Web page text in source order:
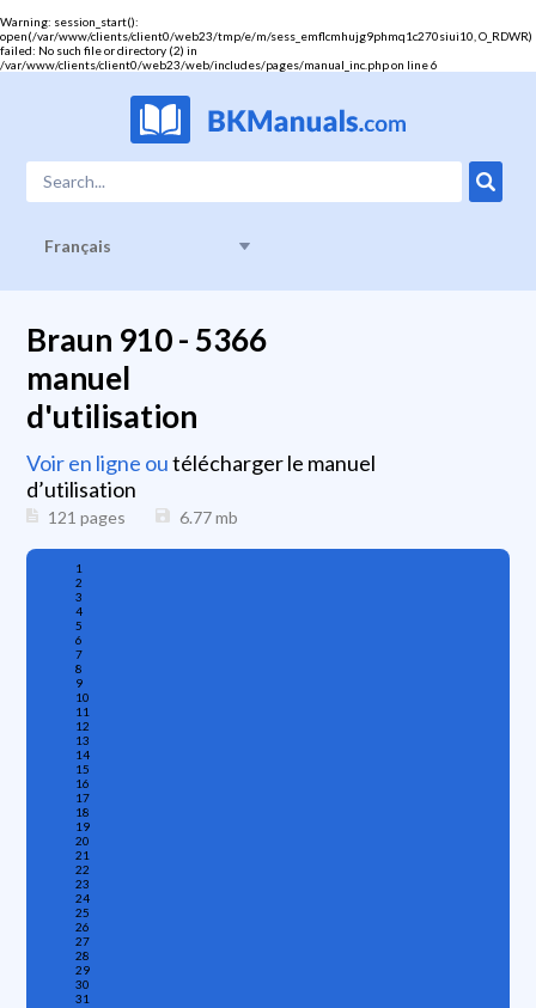
Warning: session_start():
open(/var/www/clients/client0/web23/tmp/e/m/sess_emflcmhujg9phmq1c270siui10, O_RDWR)
failed: No such file or directory (2) in
/var/www/clients/client0/web23/web/includes/pages/manual_inc.phpon line6
Français
Braun 910 - 5366
manuel
d'utilisation
Voir en ligne outélécharger le manuel
d’utilisation
121 pages 6.77mb
1
2
3
4
5
6
7
8
9
10
11
12
13
14
15
16
17
18
19
20
21
22
23
24
25
26
27
28
29
30
31